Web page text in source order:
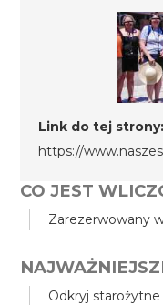
Link do tej strony:
https://
CO JEST
Zarezerwowany
Odkryj